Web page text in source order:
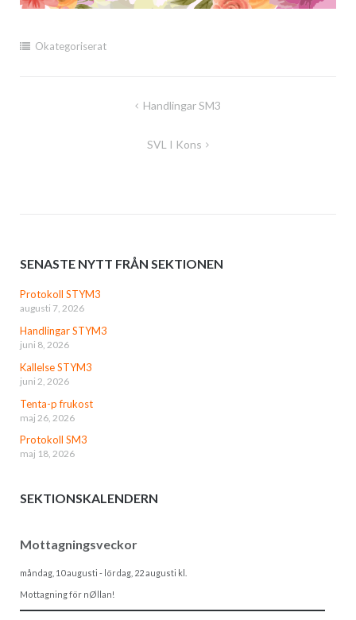
Okategoriserat
InläggsnavigeringHandlingar SM3
SVL I Kons
SENASTE NYTT FRÅN SEKTIONEN
Protokoll STYM3
augusti 7, 2026
Handlingar STYM3
juni 8, 2026
Kallelse STYM3
juni 2, 2026
Tenta-p frukost
maj 26, 2026
Protokoll SM3
maj 18, 2026
SEKTIONSKALENDERN
Mottagningsveckor
måndag, 10 augusti - lördag, 22 augusti kl.
Mottagning för nØllan!